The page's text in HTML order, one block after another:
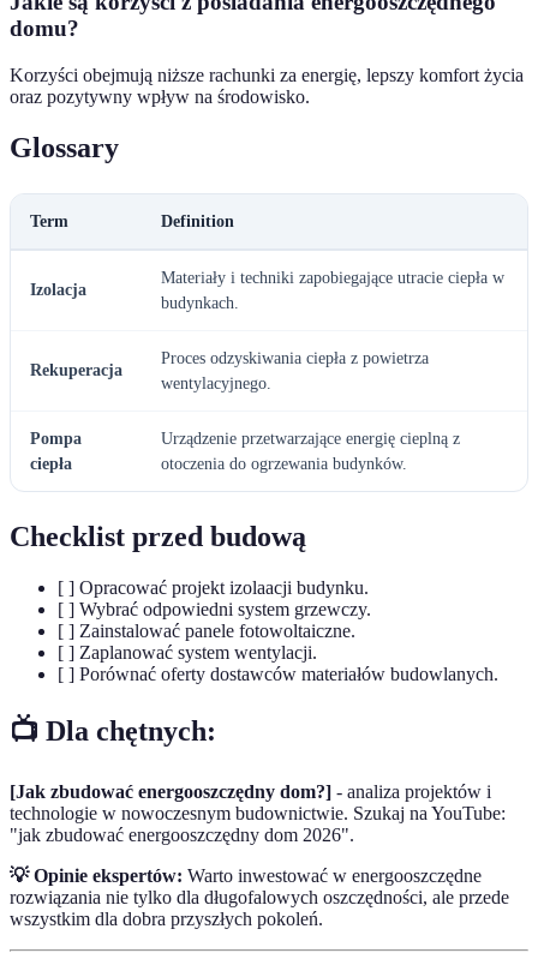
domu?
Korzyści obejmują niższe rachunki za energię, lepszy komfort życia
oraz pozytywny wpływ na środowisko.
Glossary
Term Definition
Izolacja
Materiały i techniki zapobiegające utracie ciepła w
budynkach.
Rekuperacja
Proces odzyskiwania ciepła z powietrza
wentylacyjnego.
Pompa
ciepła
Urządzenie przetwarzające energię cieplną z
otoczenia do ogrzewania budynków.
Checklist przed budową
[ ] Opracować projekt izolaacji budynku.
[ ] Wybrać odpowiedni system grzewczy.
[ ] Zainstalować panele fotowoltaiczne.
[ ] Zaplanować system wentylacji.
[ ] Porównać oferty dostawców materiałów budowlanych.
📺 Dla chętnych:
[Jak zbudować energooszczędny dom?] - analiza projektów i
technologie w nowoczesnym budownictwie. Szukaj na YouTube:
"jak zbudować energooszczędny dom 2026".
💡 Opinie ekspertów: Warto inwestować w energooszczędne
rozwiązania nie tylko dla długofalowych oszczędności, ale przede
wszystkim dla dobra przyszłych pokoleń.